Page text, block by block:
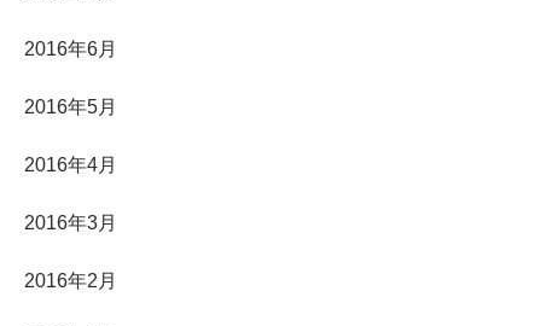
2016年6月
2016年5月
2016年4月
2016年3月
2016年2月